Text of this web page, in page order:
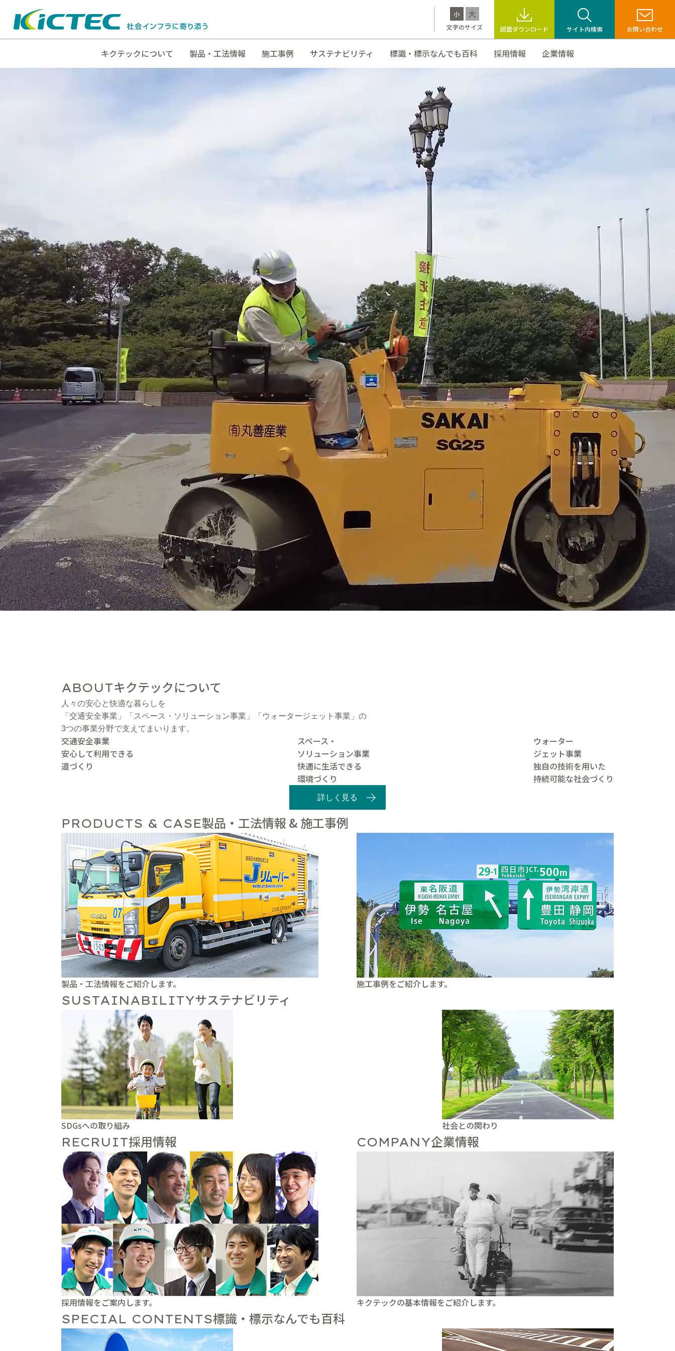
小 大
文字のサイズ 図面ダウンロード サイト内検索 お問い合わせ
キクテックについて 製品・工法情報 施工事例 サステナビリティ 標識・標示なんでも百科 採用情報 企業情報
ABOUTキクテックについて
人々の安心と快適な暮らしを
「交通安全事業」「スペース・ソリューション事業」「ウォータージェット事業」の
3つの事業分野で支えてまいります。
交通安全事業
安心して利用できる
道づくり
スペース・
ソリューション事業
快適に生活できる
環境づくり
ウォーター
ジェット事業
独自の技術を用いた
持続可能な社会づくり
詳しく見る
PRODUCTS & CASE製品・工法情報 & 施工事例
製品・工法情報をご紹介します。 施工事例をご紹介します。
SUSTAINABILITYサステナビリティ
SDGsへの取り組み 社会との関わり
RECRUIT採用情報
採用情報をご案内します。
COMPANY企業情報
キクテックの基本情報をご紹介します。
SPECIAL CONTENTS標識・標示なんでも百科